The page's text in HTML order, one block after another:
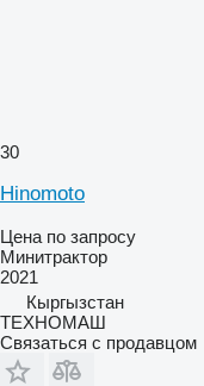
30
Hinomoto
Цена по запросу
Минитрактор
2021
Кыргызстан
ТЕХНОМАШ
Связаться с продавцом